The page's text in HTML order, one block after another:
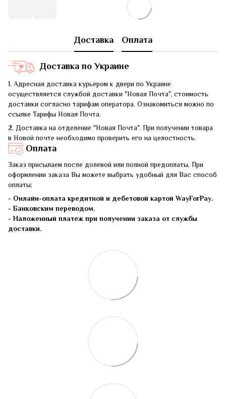
Доставка Оплата
Доставка по Украине
1. Адресная доставка курьером к двери по Украине
осуществляется службой доставки "Новая Почта", стоимость
доставки согласно тарифам оператора. Ознакомиться можно по
ссылке Тарифы Новая Почта.
2. Доставка на отделение "Новая Почта". При получении товара
в Новой почте необходимо проверить его на целостность.
Оплата
Заказ присылаем после долевой или полной предоплаты. При
оформлении заказа Вы можете выбрать удобный для Вас способ
оплаты:
- Онлайн-оплата кредитной и дебетовой картой WayForPay.
- Банковским переводом.
-Наложенный платеж при получении заказа от службы
доставки.